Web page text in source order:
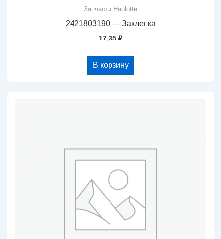
Запчасти Haulotte
2421803190 — Заклепка
17,35 ₽
В корзину